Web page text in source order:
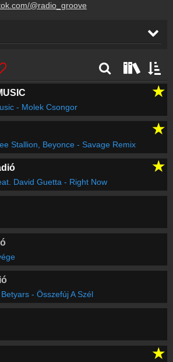
@radio_groove
-
- Every Breath You Take
Trick
számok lekérése
★
- Molek Csongor
★
Stallion, Beyonce - Savage Remix
★
David Guetta - Right Now
- Összefúj A Szél
★